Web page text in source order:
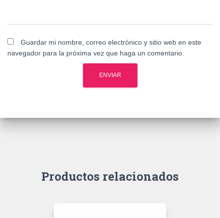
Guardar mi nombre, correo electrónico y sitio web en este
navegador para la próxima vez que haga un comentario.
Productos relacionados